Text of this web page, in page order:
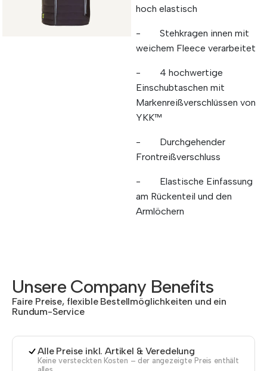
hoch elastisch
- Stehkragen innen mit
weichem Fleece verarbeitet
- 4 hochwertige
Einschubtaschen mit
Markenreißverschlüssen von
YKK™
- Durchgehender
Frontreißverschluss
- Elastische Einfassung
am Rückenteil und den
Armlöchern
Unsere Company Benefits
Faire Preise, flexible Bestellmöglichkeiten und ein
Rundum-Service
Alle Preise inkl. Artikel & Veredelung
Keine versteckten Kosten – der angezeigte Preis enthält